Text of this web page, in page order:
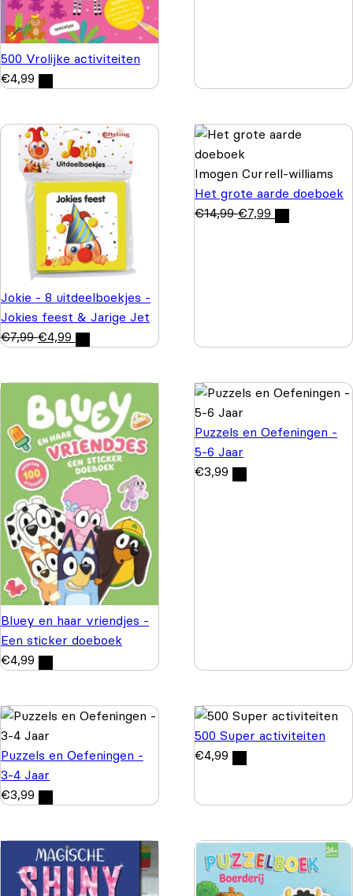
500 Vrolijke activiteiten
€4,99
Jokie - 8 uitdeelboekjes -
Jokies feest & Jarige Jet
€7,99 €4,99
Imogen Currell-williams
Het grote aarde doeboek
€14,99 €7,99
Bluey en haar vriendjes -
Een sticker doeboek
€4,99
Puzzels en Oefeningen -
5-6 Jaar
€3,99
Puzzels en Oefeningen -
3-4 Jaar
€3,99
500 Super activiteiten
€4,99